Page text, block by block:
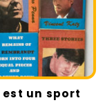
un sport